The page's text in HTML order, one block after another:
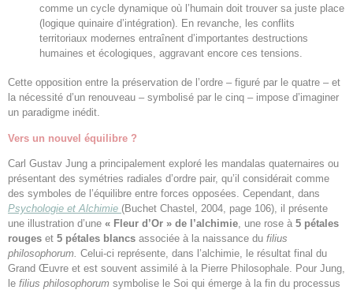
comme un cycle dynamique où l’humain doit trouver sa juste place
(logique quinaire d’intégration). En revanche, les conflits
territoriaux modernes entraînent d’importantes destructions
humaines et écologiques, aggravant encore ces tensions.
Cette opposition entre la préservation de l’ordre – figuré par le quatre – et
la nécessité d’un renouveau – symbolisé par le cinq – impose d’imaginer
un paradigme inédit.
Vers un nouvel équilibre ?
Carl Gustav Jung a principalement exploré les mandalas quaternaires ou
présentant des symétries radiales d’ordre pair, qu’il considérait comme
des symboles de l’équilibre entre forces opposées. Cependant, dans
Psychologie et Alchimie (Buchet Chastel, 2004, page 106), il présente
une illustration d’une « Fleur d’Or » de l’alchimie , une rose à 5 pétales
rouges et 5 pétales blancs associée à la naissance du filius
philosophorum. Celui-ci représente, dans l’alchimie, le résultat final du
Grand Œuvre et est souvent assimilé à la Pierre Philosophale. Pour Jung,
le filius philosophorum symbolise le Soi qui émerge à la fin du processus